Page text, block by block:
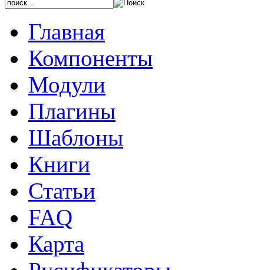
Главная
Компоненты
Модули
Плагины
Шаблоны
Книги
Статьи
FAQ
Карта